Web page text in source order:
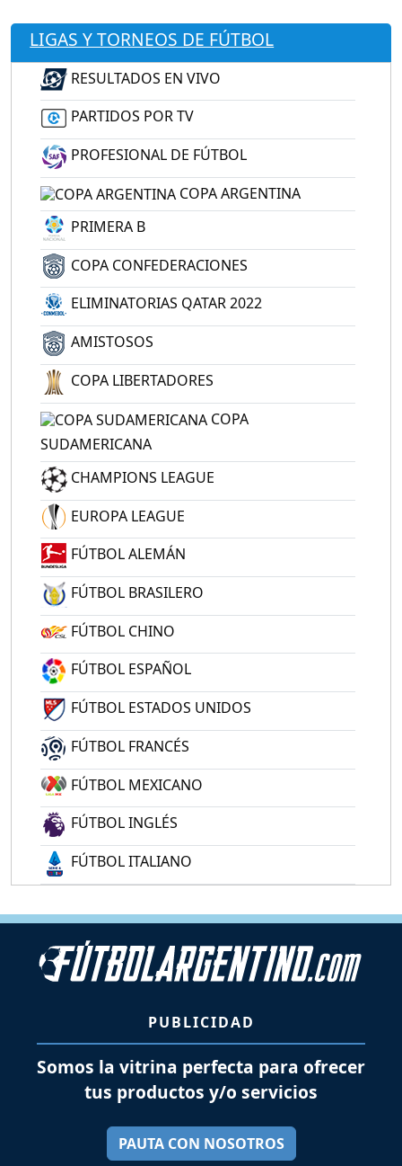
LIGAS Y TORNEOS DE FÚTBOL
RESULTADOS EN VIVO
PARTIDOS POR TV
PROFESIONAL DE FÚTBOL
COPA ARGENTINA
PRIMERA B
COPA CONFEDERACIONES
ELIMINATORIAS QATAR 2022
AMISTOSOS
COPA LIBERTADORES
COPA
SUDAMERICANA
CHAMPIONS LEAGUE
EUROPA LEAGUE
FÚTBOL ALEMÁN
FÚTBOL BRASILERO
FÚTBOL CHINO
FÚTBOL ESPAÑOL
FÚTBOL ESTADOS UNIDOS
FÚTBOL FRANCÉS
FÚTBOL MEXICANO
FÚTBOL INGLÉS
FÚTBOL ITALIANO
PUBLICIDAD
Somos la vitrina perfecta para ofrecer
tus productos y/o servicios
PAUTA CON NOSOTROS